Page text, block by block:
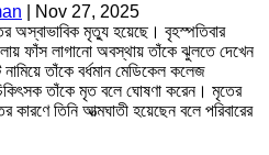
Nov 27, 2025
অস্বাভাবিক মৃত্যু হয়েছে। বৃহস্পতিবার
ফাঁস লাগানো অবস্থায় তাঁকে ঝুলতে দেখেন
তাঁকে বর্ধমান মেডিকেল কলেজ
তাঁকে মৃত বলে ঘোষণা করেন। মৃতের
কারণে তিনি আত্মঘাতী হয়েছেন বলে পরিবারের